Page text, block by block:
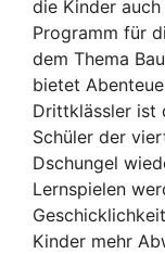
die Kinder
Programm für
dem Thema
bietet
Drittklässler ist
Schüler der
Dschungel
Lernspielen
Kinder mehr